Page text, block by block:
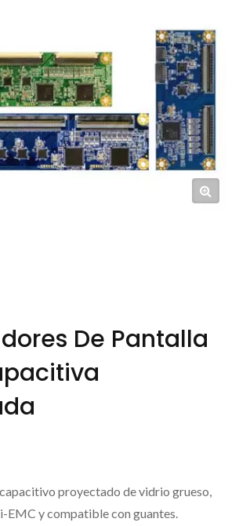
De Pantalla
proyectado de vidrio grueso,
EMC y compatible con guantes.